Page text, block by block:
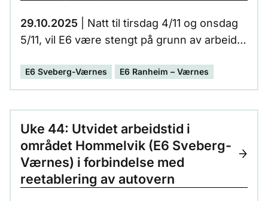
29.10.2025 | Natt til tirsdag 4/11 og onsdag
5/11, vil E6 være stengt på grunn av arbeid
mellom Stavsjøfjelltunnelen og
Helltunnelen.
E6 Sveberg-Værnes E6 Ranheim – Værnes
Uke 44: Utvidet arbeidstid i
området Hommelvik (E6 Sveberg-
Værnes) i forbindelse med
reetablering av autovern